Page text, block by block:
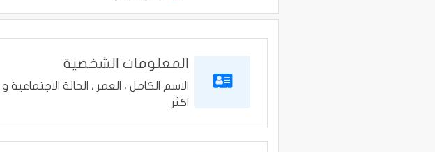
المعلومات الشخصية
الاسم الكامل ، العمر ، الحالة الاجتماعية و
اكثر